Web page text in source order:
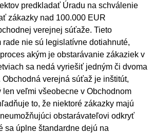
predkladať Úradu na schválenie
zákazky nad 100.000 EUR
verejnej súťaže. Tieto
rade nie sú legislatívne dotiahnuté,
akým je obstarávanie zákaziek v
sa nedá vyriešiť jedným či dvoma
verejná súťaž je inštitút,
len veľmi všeobecne v Obchodnom
to, že niektoré zákazky majú
obstarávateľovi odkryť
sa úplne štandardne dejú na